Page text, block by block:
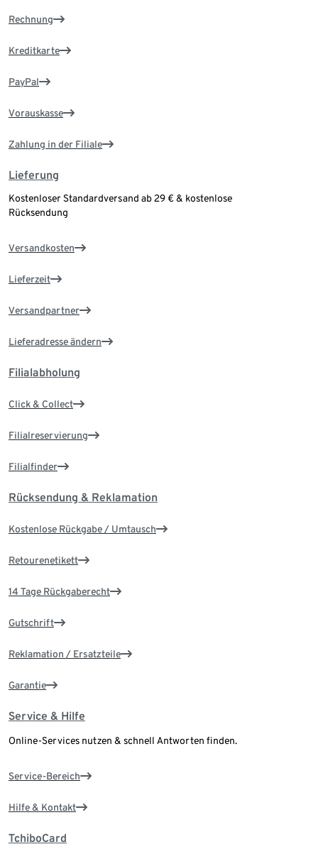
Rechnung
Kreditkarte
PayPal
Vorauskasse
Zahlung in der Filiale
Lieferung
Kostenloser Standardversand ab 29 € & kostenlose
Rücksendung
Versandkosten
Lieferzeit
Versandpartner
Lieferadresse ändern
Filialabholung
Click & Collect
Filialreservierung
Filialfinder
Rücksendung & Reklamation
Kostenlose Rückgabe / Umtausch
Retourenetikett
14 Tage Rückgaberecht
Gutschrift
Reklamation / Ersatzteile
Garantie
Service & Hilfe
Online-Services nutzen & schnell Antworten finden.
Service-Bereich
Hilfe & Kontakt
TchiboCard